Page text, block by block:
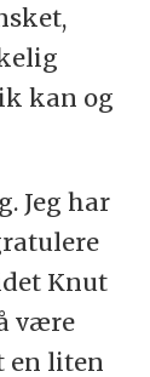
kan og
Jeg har
Knut
være
en liten